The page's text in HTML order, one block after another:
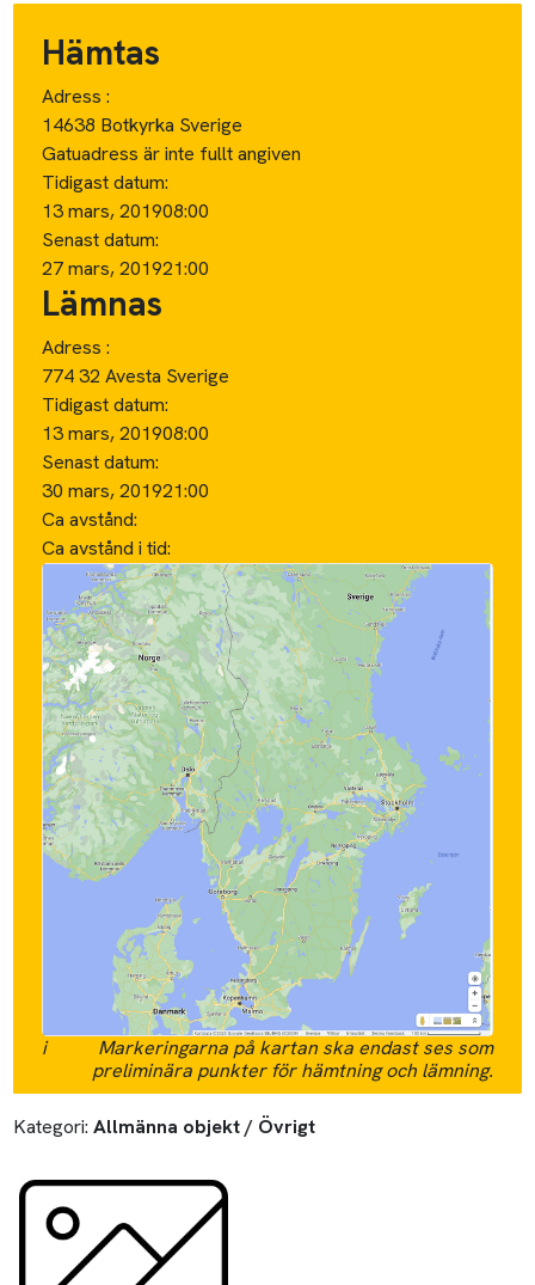
Hämtas
Adress :
14638 Botkyrka Sverige
Gatuadress är inte fullt angiven
Tidigast datum:
13 mars, 201908:00
Senast datum:
27 mars, 201921:00
Lämnas
Adress :
774 32 Avesta Sverige
Tidigast datum:
13 mars, 201908:00
Senast datum:
30 mars, 201921:00
Ca avstånd:
Ca avstånd i tid:
i
Markeringarna på kartan ska endast ses som
preliminära punkter för hämtning och lämning.
Kategori: Allmänna objekt / Övrigt